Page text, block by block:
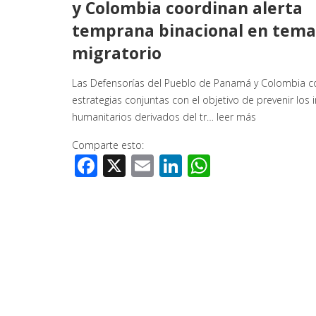
y Colombia coordinan alerta
temprana binacional en tema
migratorio
Las Defensorías del Pueblo de Panamá y Colombia
estrategias conjuntas con el objetivo de prevenir los
humanitarios derivados del tr… leer más
Comparte esto:
Facebook
X EmailLinkedIn